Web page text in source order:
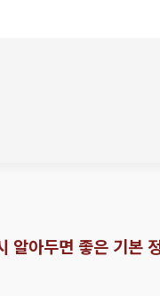
알아두면 좋은 기본